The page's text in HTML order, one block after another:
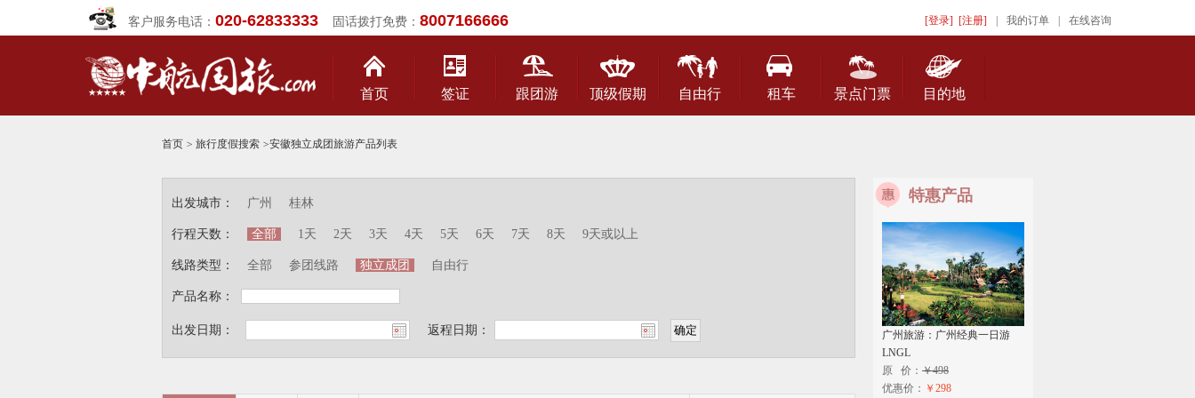
客户服务电话：020-62833333 固话拨打免费：8007166666 [登录] [注册] 我的订单 在线咨询
首页 签证 跟团游 顶级假期 自由行 租车 景点门票 目的地
首页 > 旅行度假搜索 >安徽独立成团旅游产品列表
出发城市：
行程天数：
线路类型：
产品名称：
广州 桂林
全部 1天 2天 3天 4天 5天 6天 7天 8天 9天或以上
全部 参团线路 独立成团 自由行
出发日期： 返程日期：
特惠产品
广州旅游：广州经典一日游
LNGL
原 价： ￥498
优惠价： ￥298